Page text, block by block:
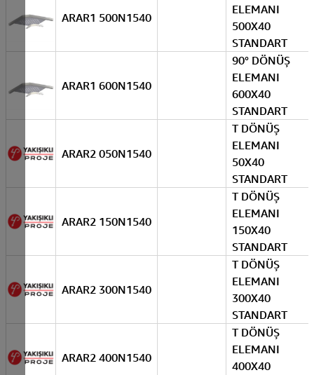
ARAR1 500N1540
ELEMANI
500X40
STANDART
ARAR1 600N1540
90° DÖNÜŞ
ELEMANI
600X40
STANDART
ARAR2 050N1540
T DÖNÜŞ
ELEMANI
50X40
STANDART
ARAR2 150N1540
T DÖNÜŞ
ELEMANI
150X40
STANDART
ARAR2 300N1540
T DÖNÜŞ
ELEMANI
300X40
STANDART
ARAR2 400N1540
T DÖNÜŞ
ELEMANI
400X40